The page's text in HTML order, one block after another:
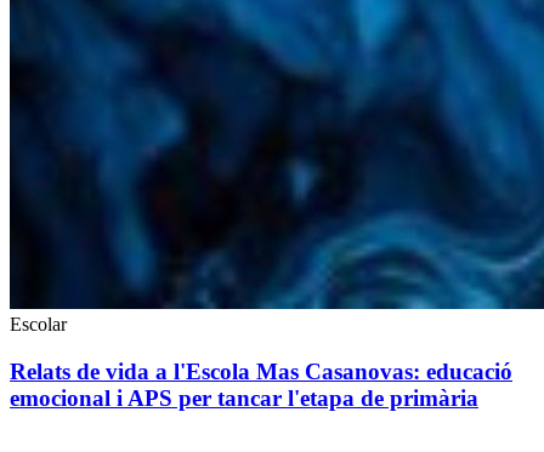
Escolar
Relats de vida a l'Escola Mas Casanovas: educació
emocional i APS per tancar l'etapa de primària